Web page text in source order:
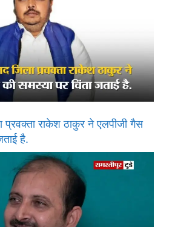
प्रवक्ता राकेश ठाकुर ने एलपीजी गैस
है.